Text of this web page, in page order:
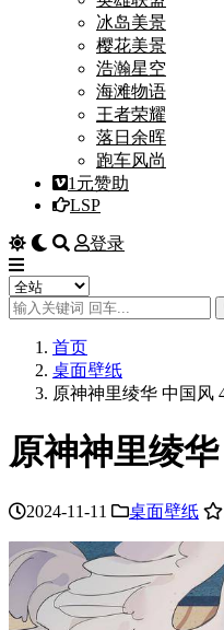
冰岛美景
樱花美景
浩瀚星空
海滩物语
王者荣耀
落日余晖
跑车风尚
1元赞助
LSP
登录
首页
桌面壁纸
原神神里绫华 中国风
原神神里绫
2024-11-11 桌面壁纸